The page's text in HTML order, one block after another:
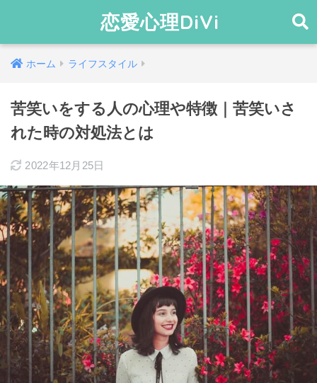
恋愛心理DiVi
ホーム ライフスタイル
苦笑いをする人の心理や特徴｜苦笑いさ
れた時の対処法とは
2022年12月25日